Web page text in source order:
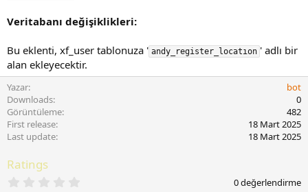
Veritabanı değişiklikleri:
Bu eklenti, xf_user tablonuza ' andy_register_locatıon ' adlı bir
alan ekleyecektir.
Yazar
bot
Downloads
0
Görüntüleme
482
First release
18 Mart 2025
Last update
18 Mart 2025
Ratings
0 değerlendirme